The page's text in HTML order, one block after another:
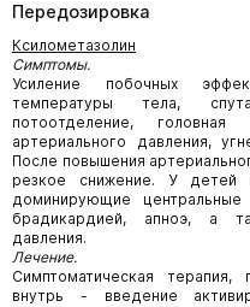
Передозировка
Ксилометазолин
Симптомы.
Усиление побочных
температуры тела,
потоотделение,
артериального давления,
После повышения
резкое снижение. У детей
доминирующие
брадикардией, апноэ, а
давления.
Лечение.
Симптоматическая
внутрь - введение